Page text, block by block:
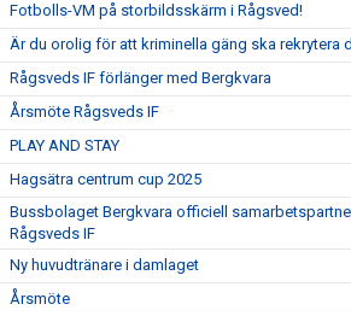
Fotbolls-VM på storbildsskärm i Rågsved!
Är du orolig för att kriminella gäng ska rekrytera
Rågsveds IF förlänger med Bergkvara
Årsmöte Rågsveds IF
PLAY AND STAY
Hagsätra centrum cup 2025
Bussbolaget Bergkvara officiell
Rågsveds IF
Ny huvudtränare i damlaget
Årsmöte